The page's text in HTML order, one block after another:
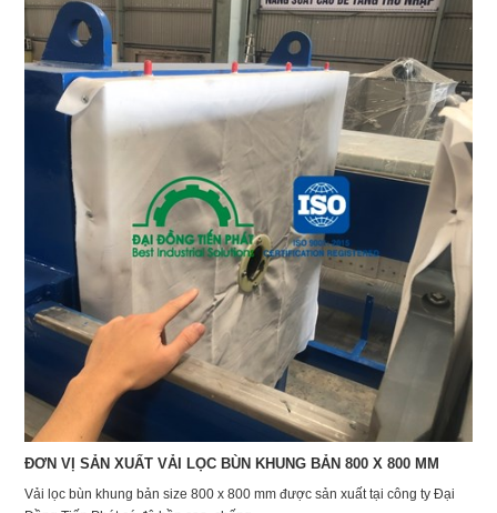
ĐƠN VỊ SẢN XUẤT VẢI LỌC BÙN KHUNG BẢN 800 X 800 MM
Vải lọc bùn khung bản size 800 x 800 mm được sản xuất tại công ty Đại